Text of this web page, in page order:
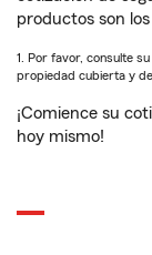
productos son
1. Por favor, consulte
propiedad cubierta y
¡Comience su
hoy mismo!